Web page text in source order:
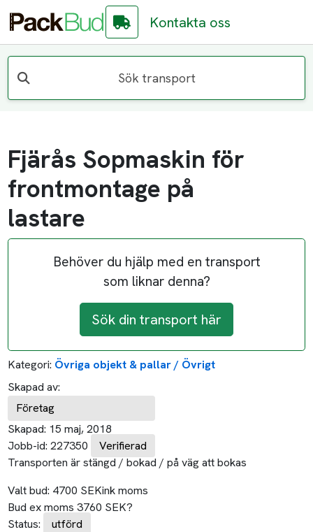
Kontakta oss
Sök transport
Fjärås Sopmaskin för
frontmontage på
lastare
Behöver du hjälp med en transport
som liknar denna?
Sök din transport här
Kategori: Övriga objekt & pallar / Övrigt
Skapad av:
Företag
Skapad: 15 maj, 2018
Jobb-id: 227350
Verifierad
Transporten är stängd / bokad / på väg att bokas
Valt bud: 4700 SEKink moms
Bud ex moms3760 SEK?
Status:
utförd